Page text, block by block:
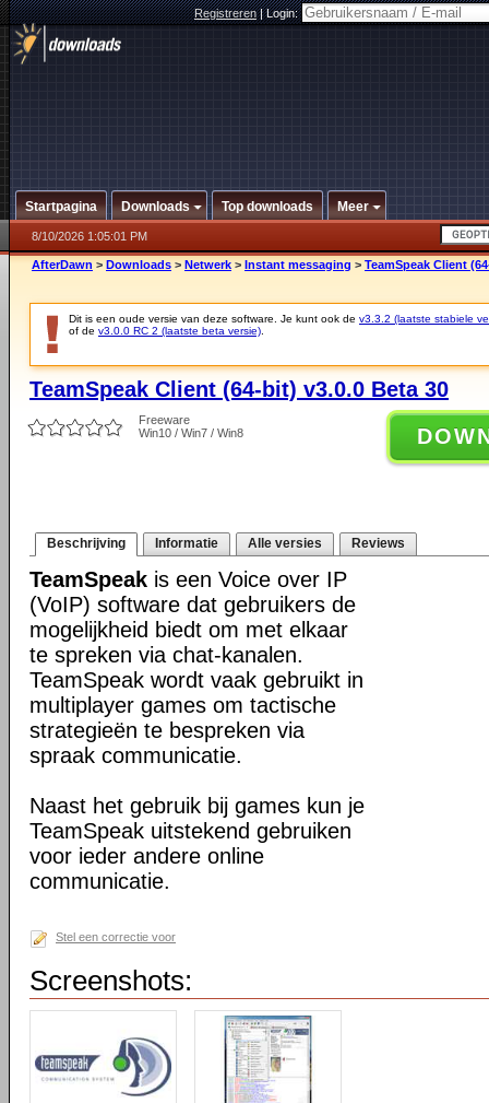
Registreren|Login:
Startpagina Downloads Top downloads Meer
8/10/2026 1:05:01 PM
AfterDawn > Downloads > Netwerk > Instant messaging > TeamSpeak Client
Dit is een oude versie van deze software. Je kunt ook de v3.3.2 (laatste stabiele
of de v3.0.0 RC 2 (laatste beta versie)
TeamSpeak Client (64-bit) v3.0.0 Beta 30
Freeware
Win10 / Win7 / Win8
Beschrijving Informatie Alle versies Reviews
TeamSpeak is een Voice over IP
(VoIP) software dat gebruikers de
mogelijkheid biedt om met elkaar
te spreken via chat-kanalen.
TeamSpeak wordt vaak gebruikt in
multiplayer games om tactische
strategieën te bespreken via
spraak communicatie.
Naast het gebruik bij games kun je
TeamSpeak uitstekend gebruiken
voor ieder andere online
communicatie.
Stel een correctie voor
Screenshots: